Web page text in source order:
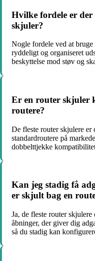
Hvilke fordele er
skjuler?
Nogle fordele ved at
ryddeligt og organiseret
beskyttelse mod støv og
Er en router skjuler
routere?
De fleste router skjulere er
standardroutere på
dobbelttjekke
Kan jeg stadig få
er skjult bag en
Ja, de fleste router
åbninger, der giver dig
så du stadig kan